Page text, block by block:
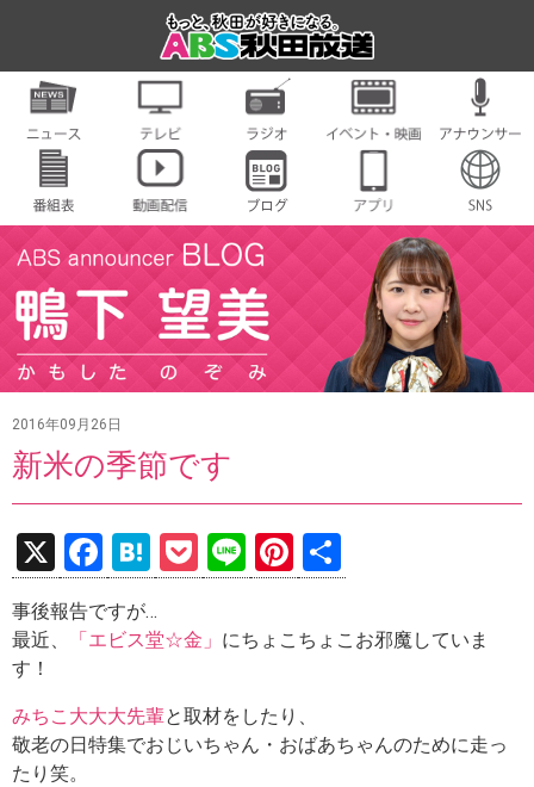
2016年09月26日
新米の季節です
X
F
a
ce
o
o
H
at
e
a
P
o
ck
Li
n
e
Pi
nt
er
有
事後報告ですが…
最近、
「エビス堂☆金」 にちょこちょこお邪魔していま
す！
みちこ大大大先輩と取材をしたり、
敬老の日特集でおじいちゃん・おばあちゃんのために走っ
たり笑。